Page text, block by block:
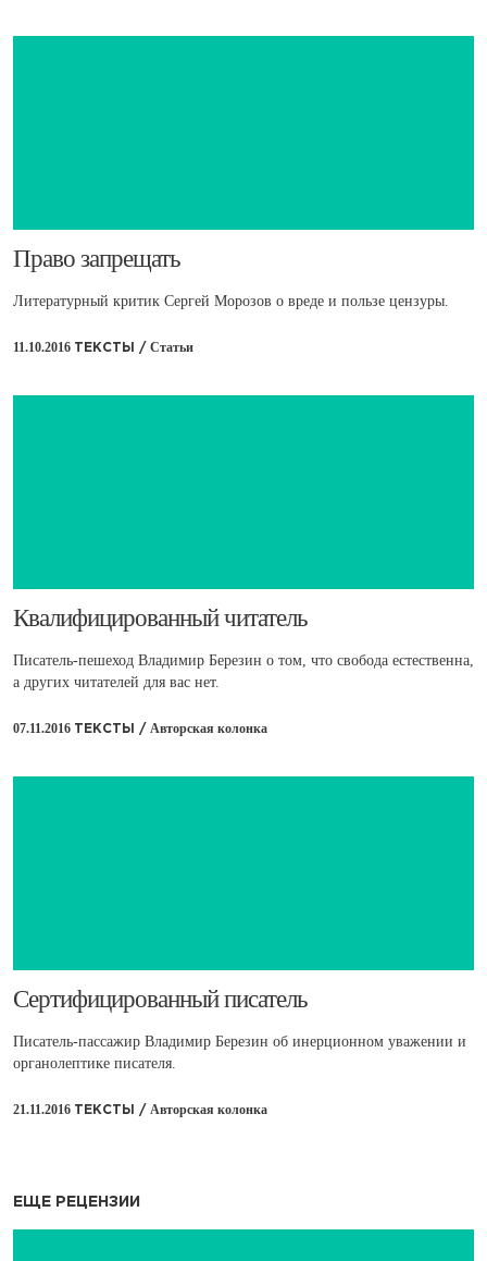
​Право запрещать
Литературный критик Сергей Морозов о вреде и пользе цензуры.
11.10.2016 ТЕКСТЫ / Статьи
​Квалифицированный читатель
Писатель-пешеход Владимир Березин о том, что свобода естественна,
а других читателей для вас нет.
07.11.2016 ТЕКСТЫ / Авторская колонка
​Сертифицированный писатель
Писатель-пассажир Владимир Березин об инерционном уважении и
органолептике писателя.
21.11.2016 ТЕКСТЫ / Авторская колонка
ЕЩЕ РЕЦЕНЗИИ